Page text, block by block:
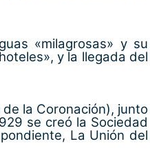
«milagrosas» y su
y la llegada del
la Coronación), junto
se creó la Sociedad
La Unión del